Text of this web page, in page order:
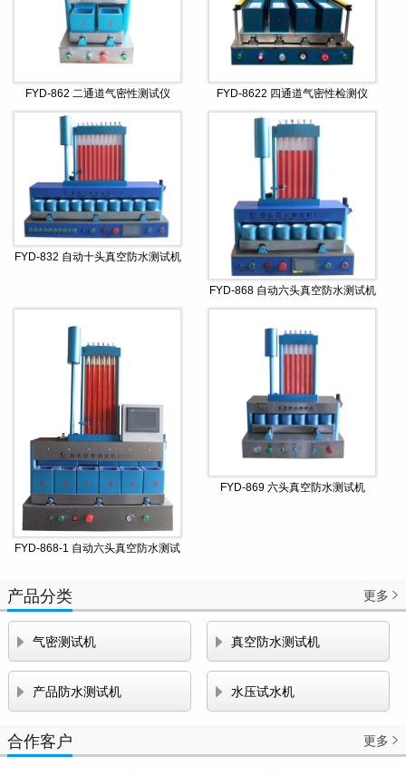
FYD-862 二通道气密性测试仪 FYD-8622 四通道气密性检测仪
FYD-832 自动十头真空防水测试机
FYD-868 自动六头真空防水测试机
FYD-868-1 自动六头真空防水测试
FYD-869 六头真空防水测试机
产品分类 更多 
 气密测试机  真空防水测试机
 产品防水测试机  水压试水机
合作客户 更多 